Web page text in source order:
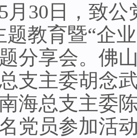
日，致公
题教育暨“企
分享会。佛
支主委胡念
海总支主委
党员参加活